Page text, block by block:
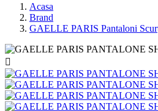
Acasa
Brand
GAELLE PARIS Pantaloni
